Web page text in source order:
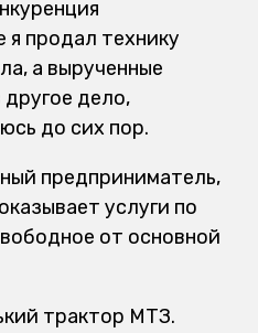
я продал технику
а вырученные
дело,
до сих пор.
предприниматель,
услуги по
от основной
трактор МТЗ.